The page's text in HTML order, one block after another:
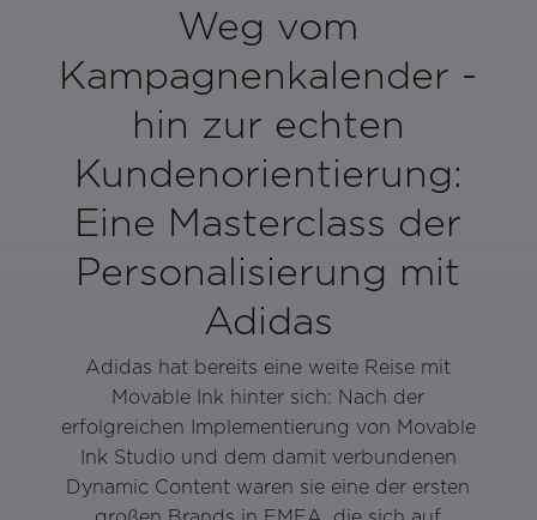
Weg vom
Kampagnenkalender -
hin zur echten
Kundenorientierung:
Eine Masterclass der
Personalisierung mit
Adidas
Adidas hat bereits eine weite Reise mit
Movable Ink hinter sich: Nach der
erfolgreichen Implementierung von Movable
Ink Studio und dem damit verbundenen
Dynamic Content waren sie eine der ersten